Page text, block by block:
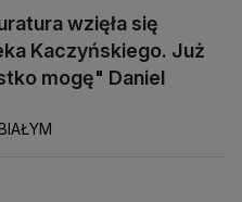
wzięła się
Kaczyńskiego. Już
mogę" Daniel